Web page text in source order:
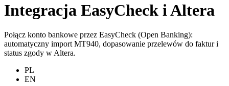
Integracja EasyCheck i Altera
Połącz konto bankowe przez EasyCheck (Open Banking):
automatyczny import MT940, dopasowanie przelewów do faktur i
status zgody w Altera.
PL
EN